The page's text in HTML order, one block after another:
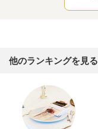
他のランキングを見る